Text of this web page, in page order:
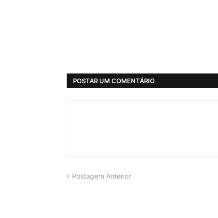
POSTAR UM COMENTÁRIO
Postagem Anterior